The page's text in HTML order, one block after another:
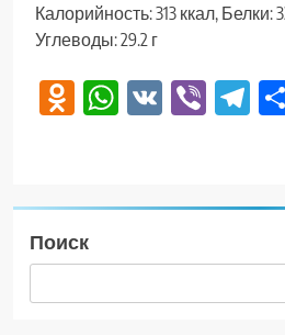
Калорийность: 313 ккал, Белки:
Углеводы: 29.2 г
Odnoklassniki
WhatsApp
VK Viber
Поиск